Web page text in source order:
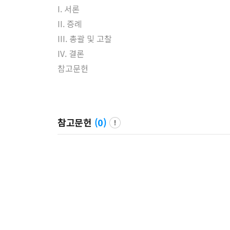
I. 서론
II. 증례
III. 총괄 및 고찰
IV. 결론
참고문헌
참고문헌 (0)